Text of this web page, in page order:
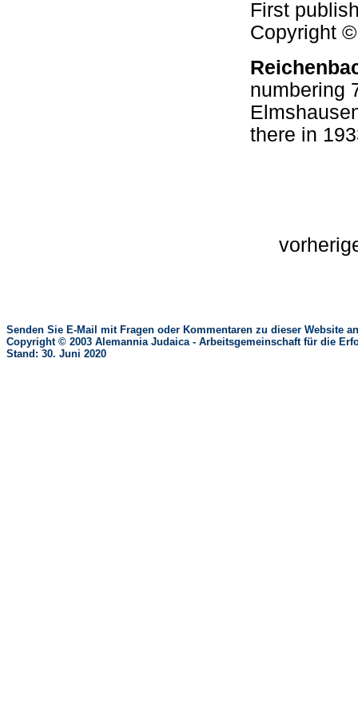
First
Copyright
numbering
there in
Senden Sie E-Mail mit Fragen oder Kommentaren zu dieser Website
Copyright © 2003 Alemannia Judaica - Arbeitsgemeinschaft für die
Stand: 30. Juni 2020